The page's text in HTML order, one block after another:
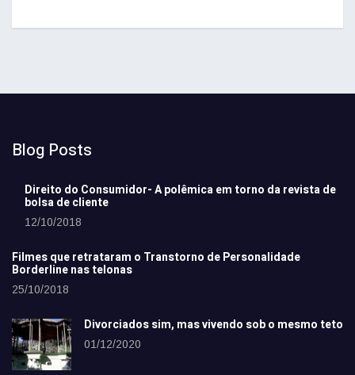
Blog Posts
Direito do Consumidor- A polêmica em torno da revista de
bolsa de cliente
12/10/2018
Filmes que retrataram o Transtorno de Personalidade
Borderline nas telonas
25/10/2018
Divorciados sim, mas vivendo sob o mesmo teto
01/12/2020